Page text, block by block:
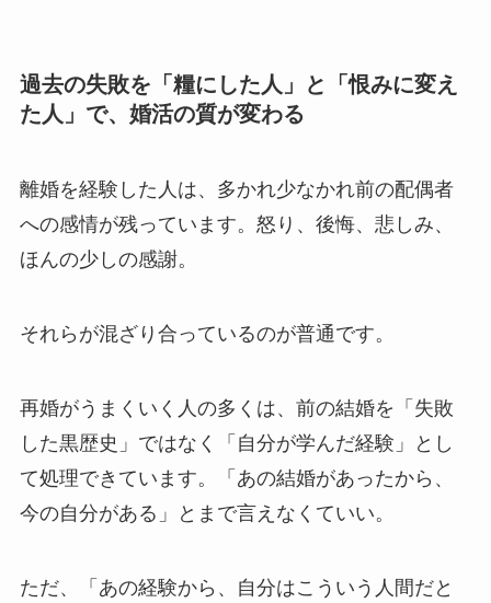
過去の失敗を「糧にした人」と「恨みに変え
た人」で、婚活の質が変わる
離婚を経験した人は、多かれ少なかれ前の配偶者
への感情が残っています。怒り、後悔、悲しみ、
ほんの少しの感謝。
それらが混ざり合っているのが普通です。
再婚がうまくいく人の多くは、前の結婚を「失敗
した黒歴史」ではなく「自分が学んだ経験」とし
て処理できています。「あの結婚があったから、
今の自分がある」とまで言えなくていい。
ただ、「あの経験から、自分はこういう人間だと